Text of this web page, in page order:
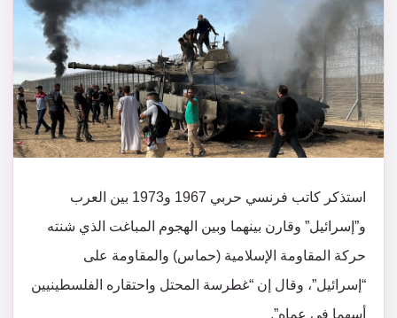
استذكر كاتب فرنسي حربي 1967 و1973 بين العرب
و”إسرائيل” وقارن بينهما وبين الهجوم المباغت الذي شنته
حركة المقاومة الإسلامية (حماس) والمقاومة على
“إسرائيل”، وقال إن “غطرسة المحتل واحتقاره الفلسطينيين
أسهما في عماه”.